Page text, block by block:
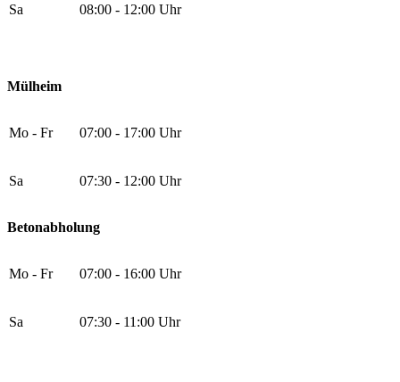
Sa 08:00 - 12:00 Uhr
Mülheim
Mo - Fr 07:00 - 17:00 Uhr
Sa 07:30 - 12:00 Uhr
Betonabholung
Mo - Fr 07:00 - 16:00 Uhr
Sa 07:30 - 11:00 Uhr